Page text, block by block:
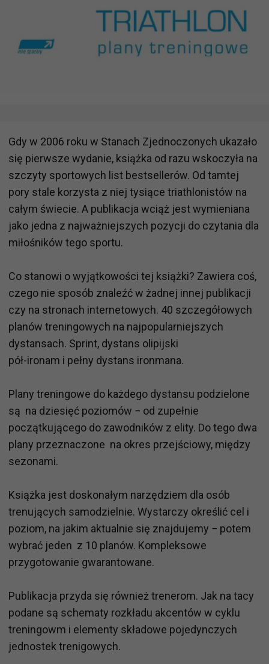
Gdy w 2006 roku w Stanach Zjednoczonych ukazało
się pierwsze wydanie, książka od razu wskoczyła na
szczyty sportowych list bestsellerów. Od tamtej
pory stale korzysta z niej tysiące triathlonistów na
całym świecie. A publikacja wciąż jest wymieniana
jako jedna z najważniejszych pozycji do czytania dla
miłośników tego sportu.
Co stanowi o wyjątkowości tej książki? Zawiera coś,
czego nie sposób znaleźć w żadnej innej publikacji
czy na stronach internetowych. 40 szczegółowych
planów treningowych na najpopularniejszych
dystansach. Sprint, dystans olipijski
pół-ironam i pełny dystans ironmana.
Plany treningowe do każdego dystansu podzielone
są na dziesięć poziomów − od zupełnie
początkującego do zawodników z elity. Do tego dwa
plany przeznaczone na okres przejściowy, między
sezonami.
Książka jest doskonałym narzędziem dla osób
trenujących samodzielnie. Wystarczy określić cel i
poziom, na jakim aktualnie się znajdujemy − potem
wybrać jeden z 10 planów. Kompleksowe
przygotowanie gwarantowane.
Publikacja przyda się również trenerom. Jak na tacy
podane są schematy rozkładu akcentów w cyklu
treningowm i elementy składowe pojedynczych
jednostek trenigowych.